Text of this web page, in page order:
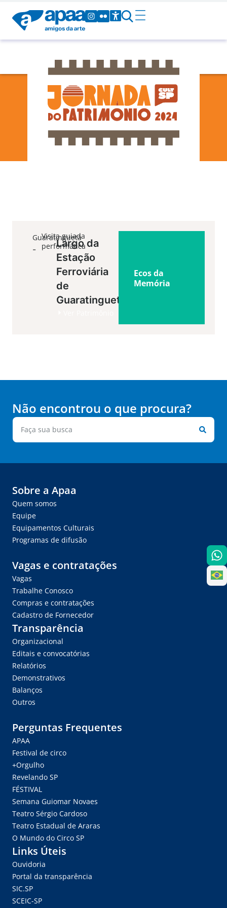
23 - Sábado
Guaratinguetá
-
Visita guiada
performática
Largo da
Estação
Ferroviária
de
Guaratinguetá
Ecos da
Memória
Não encontrou o que procura?
Sobre a Apaa
Quem somos
Equipe
Equipamentos Culturais
Programas de difusão
Vagas e contratações
Vagas
Trabalhe Conosco
Compras e contratações
Cadastro de Fornecedor
Transparência
Organizacional
Editais e convocatórias
Relatórios
Demonstrativos
Balanços
Outros
Perguntas Frequentes
APAA
Festival de circo
+Orgulho
Revelando SP
FÉSTIVAL
Semana Guiomar Novaes
Teatro Sérgio Cardoso
Teatro Estadual de Araras
O Mundo do Circo SP
Links Úteis
Ouvidoria
Portal da transparência
SIC.SP
SCEIC-SP